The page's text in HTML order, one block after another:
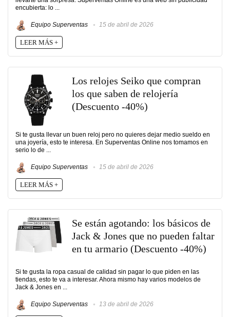
encubierta: lo ...
Equipo Superventas 15 de abril de 2026
LEER MÁS +
Los relojes Seiko que compran
los que saben de relojería
(Descuento -40%)
Si te gusta llevar un buen reloj pero no quieres dejar medio sueldo en
una joyería, esto te interesa. En Superventas Online nos tomamos en
serio lo de ...
Equipo Superventas 15 de abril de 2026
LEER MÁS +
Se están agotando: los básicos de
Jack & Jones que no pueden faltar
en tu armario (Descuento -40%)
Si te gusta la ropa casual de calidad sin pagar lo que piden en las
tiendas, esto te va a interesar. Ahora mismo hay varios modelos de
Jack & Jones en ...
Equipo Superventas 13 de abril de 2026